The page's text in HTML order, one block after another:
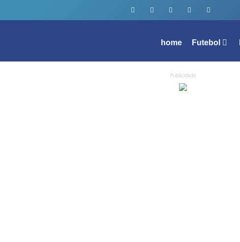
home Futebol
Publicidade